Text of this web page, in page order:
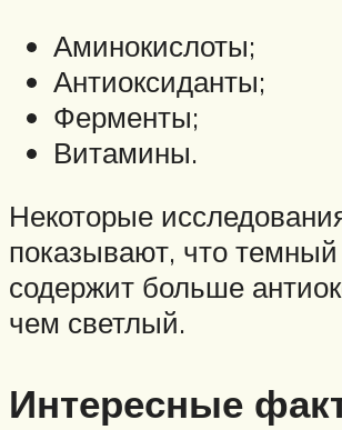
Аминокислоты;
Антиоксиданты;
Ферменты;
Витамины.
Некоторые
показывают, что
содержит больше
чем светлый.
Интересные